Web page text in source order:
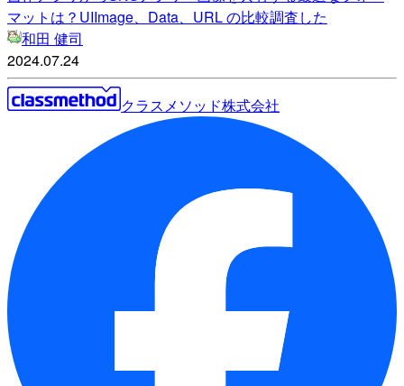
マットは？UIImage、Data、URL の比較調査した
和田 健司
2024.07.24
クラスメソッド株式会社